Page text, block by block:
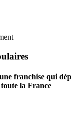
franchise qui
la France